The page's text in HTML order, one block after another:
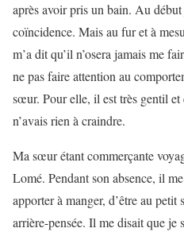
après avoir pris un bain. Au
coïncidence. Mais au fur et à
m’a dit qu’il n’osera jamais me
ne pas faire attention au
sœur. Pour elle, il est très gentil
n’avais rien à craindre.
Ma sœur étant commerçante
Lomé. Pendant son absence, il
apporter à manger, d’être au petit
arrière-pensée. Il me disait que je